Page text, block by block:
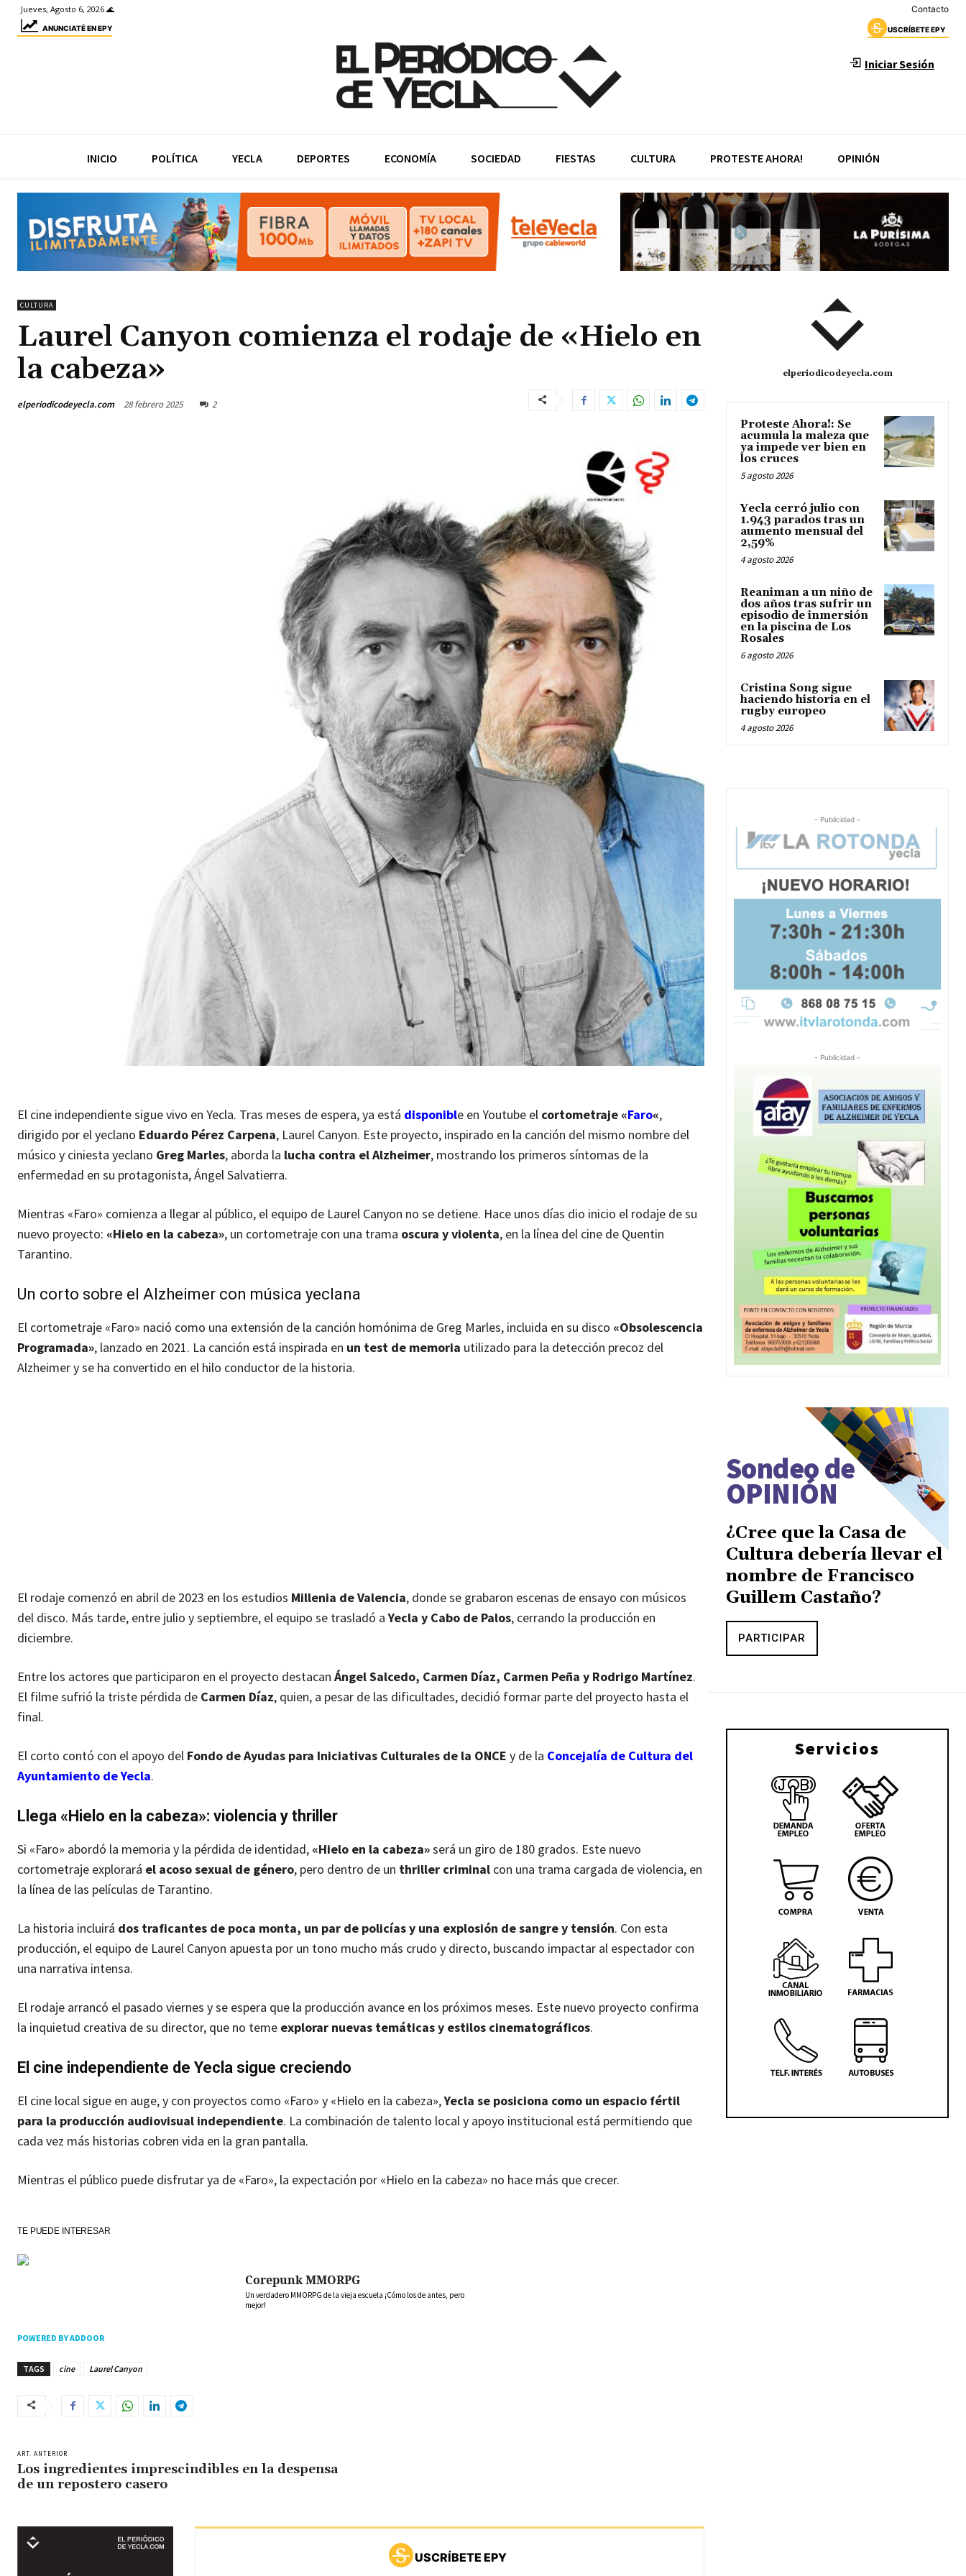
Jueves, Agosto 6, 2026 🌊 Contacto
ANUNCIATÉ EN EPY USCRÍBETE EPY
Iniciar Sesión
INICIO POLÍTICA YECLA DEPORTES ECONOMÍA SOCIEDAD FIESTAS CULTURA PROTESTE AHORA! OPINIÓN
CULTURA
Laurel Canyon comienza el rodaje de «Hielo en
la cabeza»
elperiodicodeyecla.com 28 febrero 2025 2
El cine independiente sigue vivo en Yecla. Tras meses de espera, ya está disponible en Youtube el cortometraje «Faro«,
dirigido por el yeclano Eduardo Pérez Carpena, Laurel Canyon. Este proyecto, inspirado en la canción del mismo nombre del
músico y ciniesta yeclano Greg Marles, aborda la lucha contra el Alzheimer, mostrando los primeros síntomas de la
enfermedad en su protagonista, Ángel Salvatierra.
Mientras «Faro» comienza a llegar al público, el equipo de Laurel Canyon no se detiene. Hace unos días dio inicio el rodaje de su
nuevo proyecto: «Hielo en la cabeza», un cortometraje con una trama oscura y violenta, en la línea del cine de Quentin
Tarantino.
Un corto sobre el Alzheimer con música yeclana
El cortometraje «Faro» nació como una extensión de la canción homónima de Greg Marles, incluida en su disco «Obsolescencia
Programada», lanzado en 2021. La canción está inspirada en un test de memoria utilizado para la detección precoz del
Alzheimer y se ha convertido en el hilo conductor de la historia.
El rodaje comenzó en abril de 2023 en los estudios Millenia de Valencia, donde se grabaron escenas de ensayo con músicos
del disco. Más tarde, entre julio y septiembre, el equipo se trasladó aYecla y Cabo de Palos, cerrando la producción en
diciembre.
Entre los actores que participaron en el proyecto destacan Ángel Salcedo, Carmen Díaz, Carmen Peña y Rodrigo Martínez.
El filme sufrió la triste pérdida de Carmen Díaz, quien, a pesar de las dificultades, decidió formar parte del proyecto hasta el
final.
El corto contó con el apoyo del Fondo de Ayudas para Iniciativas Culturales de la ONCE y de la Concejalía de Cultura del
Ayuntamiento de Yecla.
Llega «Hielo en la cabeza»: violencia y thriller
Si «Faro» abordó la memoria y la pérdida de identidad, «Hielo en la cabeza»será un giro de 180 grados. Este nuevo
cortometraje explorará el acoso sexual de género, pero dentro de un thriller criminal con una trama cargada de violencia, en
la línea de las películas de Tarantino.
La historia incluirá dos traficantes de poca monta, un par de policías y una explosión de sangre y tensión. Con esta
producción, el equipo de Laurel Canyon apuesta por un tono mucho más crudo y directo, buscando impactar al espectador con
una narrativa intensa.
El rodaje arrancó el pasado viernes y se espera que la producción avance en los próximos meses. Este nuevo proyecto confirma
la inquietud creativa de su director, que no teme explorar nuevas temáticas y estilos cinematográficos.
El cine independiente de Yecla sigue creciendo
El cine local sigue en auge, y con proyectos como «Faro» y «Hielo en la cabeza»,Yecla se posiciona como un espacio fértil
para la producción audiovisual independiente. La combinación de talento local y apoyo institucional está permitiendo que
cada vez más historias cobren vida en la gran pantalla.
Mientras el público puede disfrutar ya de «Faro», la expectación por «Hielo en la cabeza» no hace más que crecer.
TE PUEDE INTERESAR
Corepunk MMORPG
Un verdadero MMORPG de la vieja escuela ¡Cómo los de antes, pero
mejor!
POWERED BY ADDOOR
TAGS cine Laurel Canyon
ART. ANTERIOR
Los ingredientes imprescindibles en la despensa
de un repostero casero
USCRÍBETE EPY
elperiodicodeyecla.com
Proteste Ahora!: Se
acumula la maleza que
ya impede ver bien en
los cruces
5 agosto 2026
Yecla cerró julio con
1.943 parados tras un
aumento mensual del
2,59%
4 agosto 2026
Reaniman a un niño de
dos años tras sufrir un
episodio de inmersión
en la piscina de Los
Rosales
6 agosto 2026
Cristina Song sigue
haciendo historia en el
rugby europeo
4 agosto 2026
- Publicidad -
- Publicidad -
Sondeo de
OPINIÓN
¿Cree que la Casa de
Cultura debería llevar el
nombre de Francisco
Guillem Castaño?
PARTICIPAR
Servicios